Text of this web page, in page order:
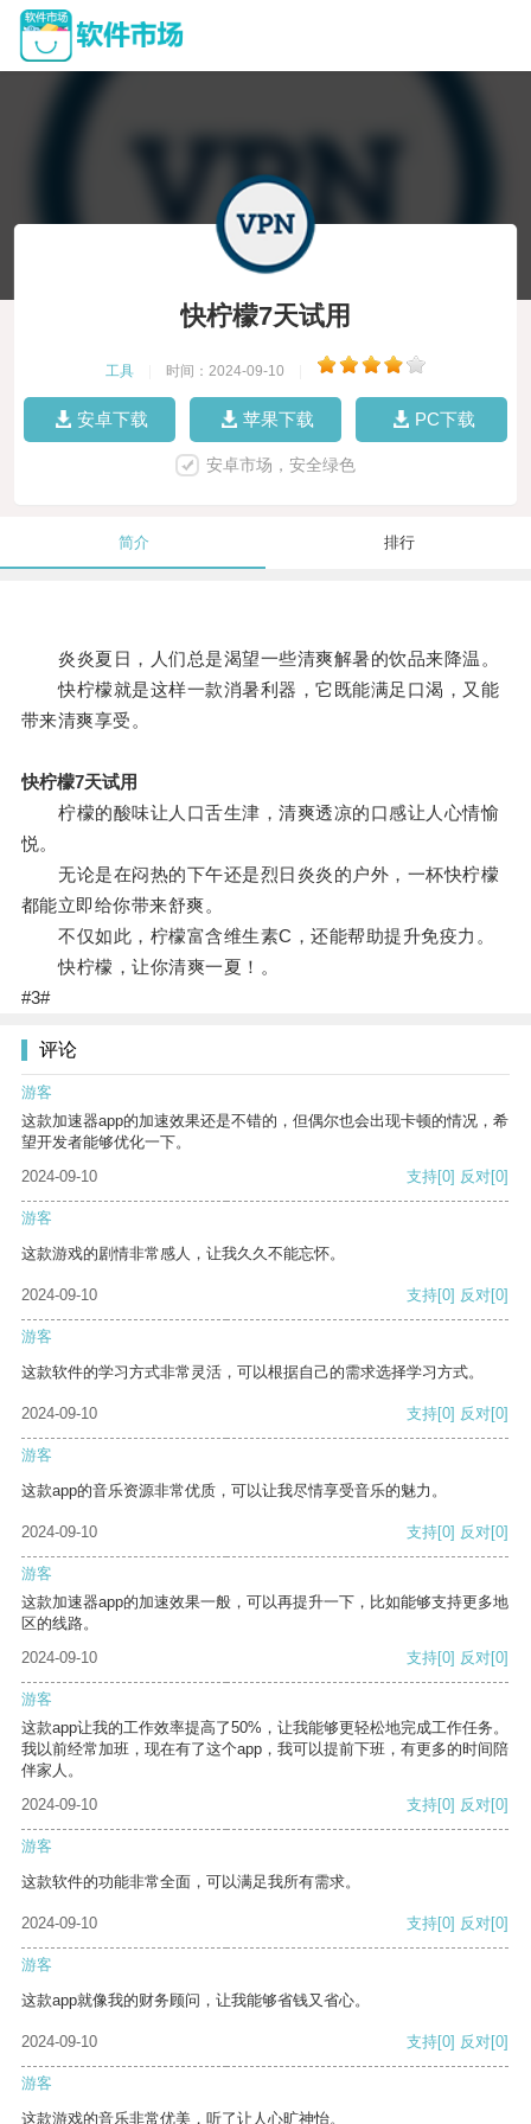
快柠檬7天试用
工具 时间：2024-09-10
安卓下载 苹果下载 PC下载
安卓市场，安全绿色
简介 排行
炎炎夏日，人们总是渴望一些清爽解暑的饮品来降温。
快柠檬就是这样一款消暑利器，它既能满足口渴，又能
带来清爽享受。
快柠檬7天试用
柠檬的酸味让人口舌生津，清爽透凉的口感让人心情愉
悦。
无论是在闷热的下午还是烈日炎炎的户外，一杯快柠檬
都能立即给你带来舒爽。
不仅如此，柠檬富含维生素C，还能帮助提升免疫力。
快柠檬，让你清爽一夏！。
#3#
评论
游客
这款加速器app的加速效果还是不错的，但偶尔也会出现卡顿的情况，希
望开发者能够优化一下。
2024-09-10
支持[0] 反对[0]
游客
这款游戏的剧情非常感人，让我久久不能忘怀。
2024-09-10 支持[0] 反对[0]
游客
这款软件的学习方式非常灵活，可以根据自己的需求选择学习方式。
2024-09-10 支持[0] 反对[0]
游客
这款app的音乐资源非常优质，可以让我尽情享受音乐的魅力。
2024-09-10 支持[0] 反对[0]
游客
这款加速器app的加速效果一般，可以再提升一下，比如能够支持更多地
区的线路。
2024-09-10
支持[0] 反对[0]
游客
这款app让我的工作效率提高了50%，让我能够更轻松地完成工作任务。
我以前经常加班，现在有了这个app，我可以提前下班，有更多的时间陪
伴家人。
2024-09-10
支持[0] 反对[0]
游客
这款软件的功能非常全面，可以满足我所有需求。
2024-09-10 支持[0] 反对[0]
游客
这款app就像我的财务顾问，让我能够省钱又省心。
2024-09-10 支持[0] 反对[0]
游客
这款游戏的音乐非常优美，听了让人心旷神怡。